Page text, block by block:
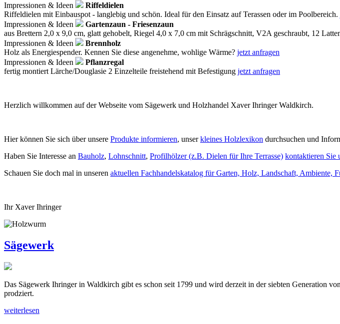
Impressionen & Ideen
Riffeldielen
Riffeldielen mit Einbauspot - langlebig und schön. Ideal für den Einsatz auf Terassen oder im Poolbereich.
Impressionen & Ideen
Gartenzaun - Friesenzaun
aus Brettern 2,0 x 9,0 cm, glatt gehobelt, Riegel 4,0 x 7,0 cm mit Schrägschnitt, V2A geschraubt, 12
Impressionen & Ideen
Brennholz
Holz als Energiespender. Kennen Sie diese angenehme, wohlige Wärme? jetzt anfragen
Impressionen & Ideen
Pflanzregal
fertig montiert Lärche/Douglasie 2 Einzelteile freistehend mit Befestigung jetzt anfragen
Herzlich willkommen auf der Webseite vom Sägewerk und Holzhandel Xaver Ihringer Waldkirch.
Hier können Sie sich über unsere Produkte informieren, unserkleines Holzlexikon durchsuchen und
Haben Sie Interesse an Bauholz, Lohnschnitt, Profilhölzer (z.B. Dielen für Ihre Terrasse) kontaktieren Sie
Schauen Sie doch mal in unseren aktuellen Fachhandelskatalog für Garten, Holz, Landschaft, Ambiente,
Ihr Xaver Ihringer
Sägewerk
Das Sägewerk Ihringer in Waldkirch gibt es schon seit 1799 und wird derzeit in der siebten Generation
prodziert.
weiterlesen